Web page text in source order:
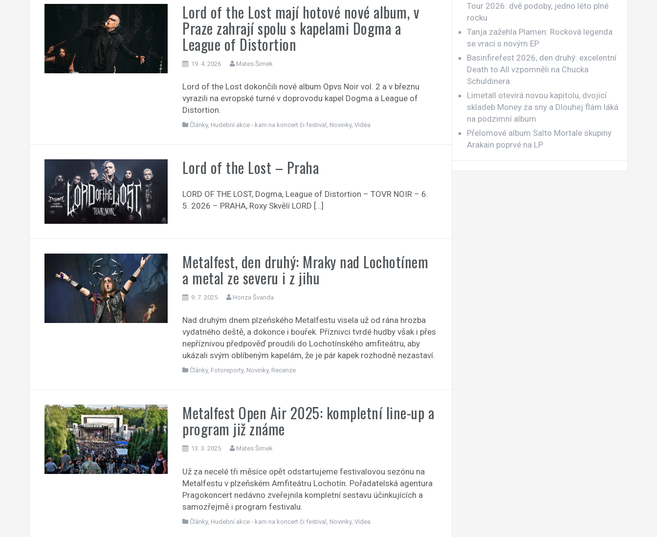
Lord of the Lost mají hotové nové album, v
Praze zahrají spolu s kapelami Dogma a
League of Distortion
19. 4. 2026 Mates Šimek
Lord of the Lost dokončili nové album Opvs Noir vol. 2 a v březnu
vyrazili na evropské turné v doprovodu kapel Dogma a League of
Distortion.
Články, Hudební akce - kam na koncert či festival , Novinky,Videa
Lord of the Lost – Praha
LORD OF THE LOST, Dogma, League of Distortion – TOVR NOIR – 6.
5. 2026 – PRAHA, Roxy Skvělí LORD […]
Metalfest, den druhý: Mraky nad Lochotínem
a metal ze severu i z jihu
9. 7. 2025 Honza Švanda
Nad druhým dnem plzeňského Metalfestu visela už od rána hrozba
vydatného deště, a dokonce i bouřek. Příznivci tvrdé hudby však i přes
nepříznivou předpověď proudili do Lochotínského amfiteátru, aby
ukázali svým oblíbeným kapelám, že je pár kapek rozhodně nezastaví.
Články, Fotoreporty, Novinky, Recenze
Metalfest Open Air 2025: kompletní line-up a
program již známe
13. 3. 2025 Mates Šimek
Už za necelé tři měsíce opět odstartujeme festivalovou sezónu na
Metalfestu v plzeňském Amfiteátru Lochotín. Pořadatelská agentura
Pragokoncert nedávno zveřejnila kompletní sestavu účinkujících a
samozřejmě i program festivalu.
Články, Hudební akce - kam na koncert či festival Novinky,Videa
Tour 2026: dvě podoby, jedno léto plné
rocku
Tanja zažehla Plamen: Rocková legenda
se vrací s novým EP
Basinfirefest 2026, den druhý: excelentní
Death to All vzpomněli na Chucka
Schuldinera
Limetall otevírá novou kapitolu, dvojicí
skladeb Money za sny a Dlouhej flám láká
na podzimní album
Přelomové album Salto Mortale skupiny
Arakain poprvé na LP